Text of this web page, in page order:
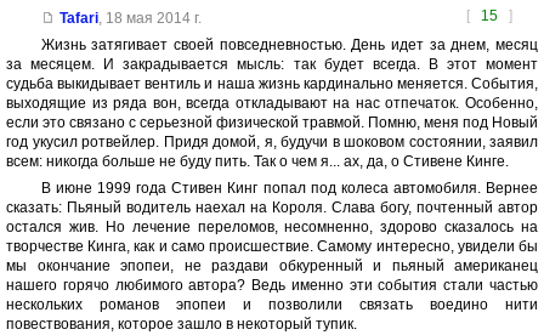
[ 15 ]
Tafari, 18 мая 2014 г.
Жизнь затягивает своей повседневностью. День идет за днем, месяц
за месяцем. И закрадывается мысль: так будет всегда. В этот момент
судьба выкидывает вентиль и наша жизнь кардинально меняется. События,
выходящие из ряда вон, всегда откладывают на нас отпечаток. Особенно,
если это связано с серьезной физической травмой. Помню, меня под Новый
год укусил ротвейлер. Придя домой, я, будучи в шоковом состоянии, заявил
всем: никогда больше не буду пить. Так о чем я... ах, да, о Стивене Кинге.
В июне 1999 года Стивен Кинг попал под колеса автомобиля. Вернее
сказать: Пьяный водитель наехал на Короля. Слава богу, почтенный автор
остался жив. Но лечение переломов, несомненно, здорово сказалось на
творчестве Кинга, как и само происшествие. Самому интересно, увидели бы
мы окончание эпопеи, не раздави обкуренный и пьяный американец
нашего горячо любимого автора? Ведь именно эти события стали частью
нескольких романов эпопеи и позволили связать воедино нити
повествования, которое зашло в некоторый тупик.